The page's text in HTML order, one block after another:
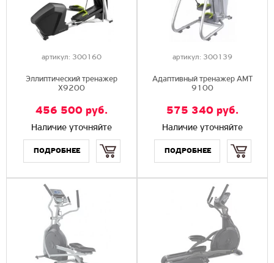
артикул: 300160
Эллиптический тренажер
X9200
456 500 руб.
Наличие уточняйте
артикул: 300139
Адаптивный тренажер AMT
9100
575 340 руб.
Наличие уточняйте